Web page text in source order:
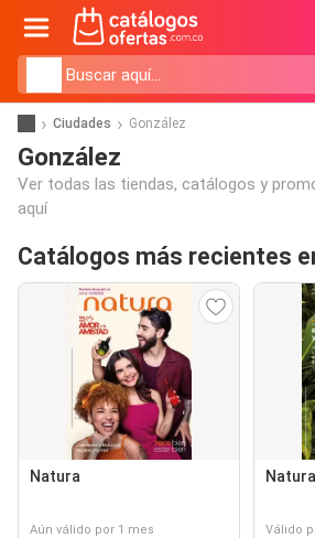
Ciudades González
González
Ver todas las tiendas, catálogos y
aquí
Catálogos más recientes
Natura
Aún válido por 1 mes
Natura
Válido